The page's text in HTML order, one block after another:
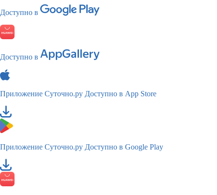
Доступно в
Доступно в
Приложение Суточно.ру Доступно в App Store
Приложение Суточно.ру Доступно в Google Play